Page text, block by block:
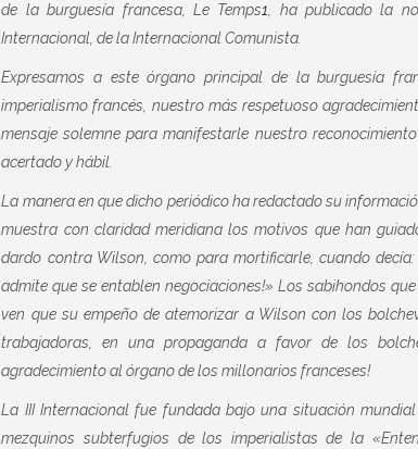
de la burguesía francesa, Le Temps1 , ha publicado la
Internacional, de la Internacional Comunista.
Expresamos a este órgano principal de la burguesía
imperialismo francés, nuestro más respetuoso
mensaje solemne para manifestarle nuestro
acertado y hábil.
La manera en que dicho periódico ha redactado su
muestra con claridad meridiana los motivos que han
dardo contra Wilson, como para mortificarle, cuando
admite que se entablen negociaciones!» Los sabihondos
ven que su empeño de atemorizar a Wilson con los
trabajadoras, en una propaganda a favor de los
agradecimiento al órgano de los millonarios franceses!
La III Internacional fue fundada bajo una situación
mezquinos subterfugios de los imperialistas de la